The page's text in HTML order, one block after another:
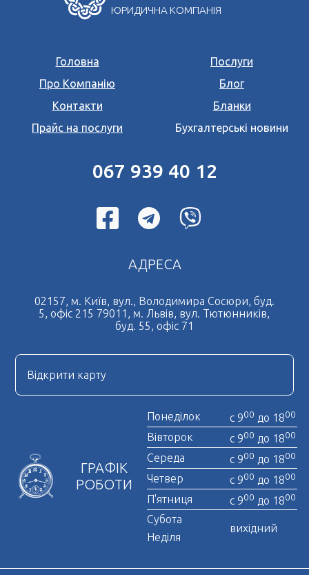
ЮРИДИЧНА КОМПАНІЯ
Головна
Послуги
Про Компанію
Блог
Контакти
Бланки
Прайс на послуги
Бухгалтерські новини
067 939 40 12
АДРЕСА
02157, м. Київ, вул., Володимира Сосюри, буд.
5, офіс 215 79011, м. Львів, вул. Тютюнників,
буд. 55, офіс 71
Відкрити карту
ГРАФІК
РОБОТИ
Понеділок с 900 до 1800
Вівторок с 900 до 1800
Середа с 900 до 1800
Четвер с 900 до 1800
П'ятниця с 900 до 1800
Субота
вихідний
Неділя